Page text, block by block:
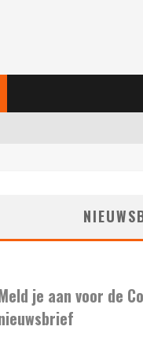
je aan voor de